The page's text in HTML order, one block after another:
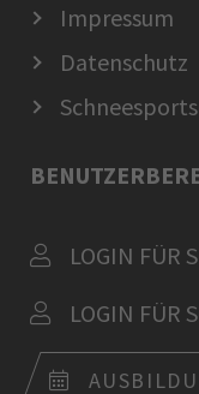
Impressum
Datenschutz
LOGIN FÜR
LOGIN FÜR